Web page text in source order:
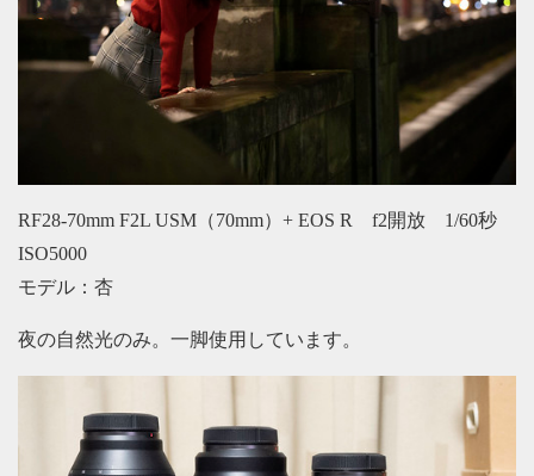
RF28-70mm F2L USM（70mm）+ EOS R f2開放 1/60秒
ISO5000
モデル：杏
夜の自然光のみ。一脚使用しています。